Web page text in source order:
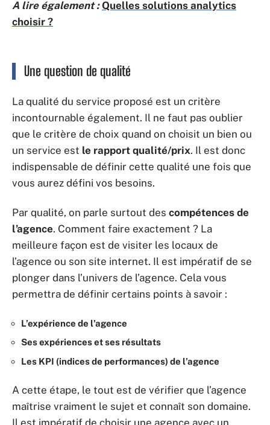
A lire également : Quelles solutions analytics
choisir ?
Une question de qualité
La qualité du service proposé est un critère
incontournable également. Il ne faut pas oublier
que le critère de choix quand on choisit un bien ou
un service est le rapport qualité/prix. Il est donc
indispensable de définir cette qualité une fois que
vous aurez défini vos besoins.
Par qualité, on parle surtout des compétences de
l’agence. Comment faire exactement ? La
meilleure façon est de visiter les locaux de
l’agence ou son site internet. Il est impératif de se
plonger dans l’univers de l’agence. Cela vous
permettra de définir certains points à savoir :
L’expérience de l’agence
Ses expériences et ses résultats
Les KPI (indices de performances) de l’agence
A cette étape, le tout est de vérifier que l’agence
maîtrise vraiment le sujet et connaît son domaine.
Il est impératif de choisir une agence avec un